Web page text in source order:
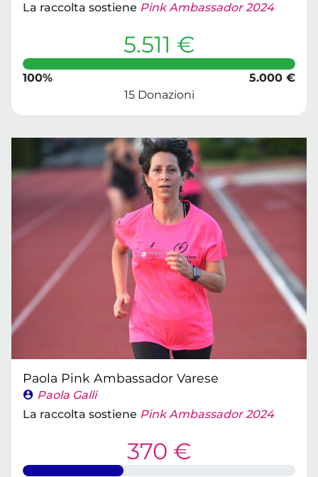
La raccolta sostiene Pink Ambassador 2024
5.511 €
100%
5.000 €
15 Donazioni
Paola Pink Ambassador Varese
Paola Galli
La raccolta sostiene Pink Ambassador 2024
370 €